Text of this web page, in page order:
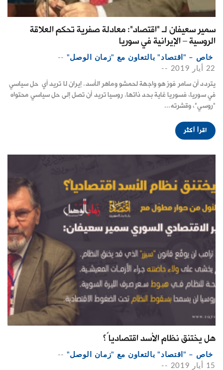
سمير سعيفان لـ "اقتصاد": معادلة صفرية تحكم العلاقة
الروسية – الإيرانية في سوريا
خاص – "اقتصاد" بالتعاون مع "زمان الوصل" --
22 أيار 2019
--
يتردد أن سامر فوز هو واجهة لحمشو وماهر الأسد. إيران لا تريد أي حل سياسي
في سوريا، فسوريا غاية بحد ذاتها. روسيا تريد أن تصل إلى حل سياسي محتواه
"روسي"، وقشرته...
اقرأ أكثر
هل يختنق نظام الأسد اقتصادياً؟
خاص – "اقتصاد" بالتعاون مع "زمان الوصل" --
15 أيار 2019
--